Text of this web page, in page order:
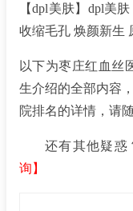
【dpl美肤】dpl美
收缩毛孔 焕颜新生
以下为枣庄红血丝
生介绍的全部内容
院排名的详情，请
还有其他疑惑
询】